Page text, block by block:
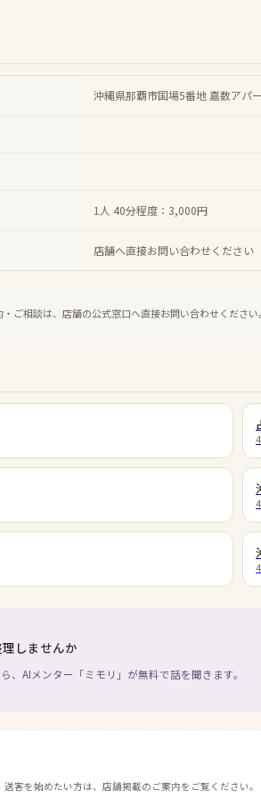
沖縄県那覇市国場5番地 嘉数アパ
1人 40分程度：3,000円
店舗へ直接お問い合わせください
ご相談は、店舗の公式窓口へ直接お問い合わせくださ
しませんか
、AIメンター「ミモリ」が無料で話を聞きます。
客を始めたい方は、店舗掲載のご案内をご覧ください。